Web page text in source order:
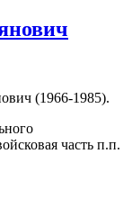
(1966-1985).
часть п.п.